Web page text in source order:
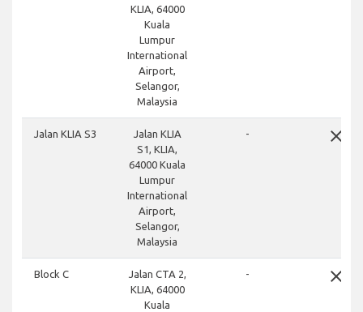
KLIA, 64000
Kuala
Lumpur
International
Airport,
Selangor,
Malaysia
Jalan KLIA S3
Jalan KLIA
S1, KLIA,
64000 Kuala
Lumpur
International
Airport,
Selangor,
Malaysia
- close
Block C
Jalan CTA 2,
KLIA, 64000
Kuala
- close